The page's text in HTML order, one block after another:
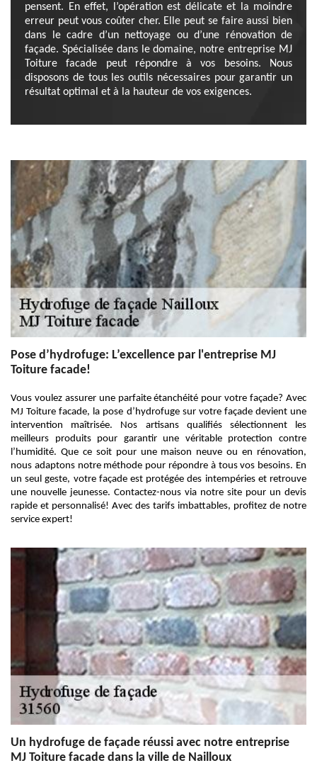
pensent. En effet, l’opération est délicate et la moindre
erreur peut vous coûter cher. Elle peut se faire aussi bien
dans le cadre d’un nettoyage ou d’une rénovation de
façade. Spécialisée dans le domaine, notre entreprise MJ
Toiture facade peut répondre à vos besoins. Nous
disposons de tous les outils nécessaires pour garantir un
résultat optimal et à la hauteur de vos exigences.
Pose d’hydrofuge: L’excellence par l'entreprise MJ
Toiture facade!
Vous voulez assurer une parfaite étanchéité pour votre façade? Avec
MJ Toiture facade, la pose d’hydrofuge sur votre façade devient une
intervention maîtrisée. Nos artisans qualifiés sélectionnent les
meilleurs produits pour garantir une véritable protection contre
l’humidité. Que ce soit pour une maison neuve ou en rénovation,
nous adaptons notre méthode pour répondre à tous vos besoins. En
un seul geste, votre façade est protégée des intempéries et retrouve
une nouvelle jeunesse. Contactez-nous via notre site pour un devis
rapide et personnalisé! Avec des tarifs imbattables, profitez de notre
service expert!
Un hydrofuge de façade réussi avec notre entreprise
MJ Toiture facade dans la ville de Nailloux